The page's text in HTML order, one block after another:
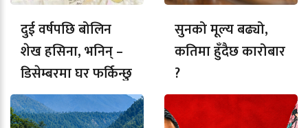
दुई वर्षपछि बोलिन
शेख हसिना, भनिन् –
डिसेम्बरमा घर फर्किन्छु
सुनको मूल्य बढ्यो,
कतिमा हुँदैछ कारोबार
?